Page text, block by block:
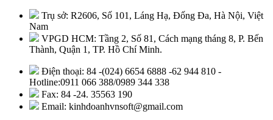
Trụ sở: R2606, Số 101, Láng Hạ, Đống Đa, Hà Nội, Việt
Nam
VPGD HCM: Tầng 2, Số 81, Cách mạng tháng 8, P. Bến
Thành, Quận 1, TP. Hồ Chí Minh.
Điện thoại: 84 -(024) 6654 6888 -62 944 810 -
Hotline:0911 066 388/0989 344 338
Fax: 84 -24. 35563 190
Email: kinhdoanhvnsoft@gmail.com